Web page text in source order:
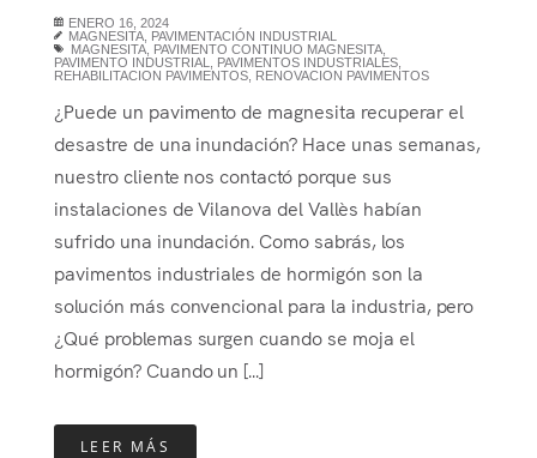
ENERO 16, 2024
MAGNESITA PAVIMENTACIÓN INDUSTRIAL
MAGNESITA PAVIMENTO CONTINUO MAGNESITA
PAVIMENTO INDUSTRIAL
PAVIMENTOS INDUSTRIALES
REHABILITACION PAVIMENTOS RENOVACION PAVIMENTOS
¿Puede un pavimento de magnesita recuperar el
desastre de una inundación? Hace unas semanas,
nuestro cliente nos contactó porque sus
instalaciones de Vilanova del Vallès habían
sufrido una inundación. Como sabrás, los
pavimentos industriales de hormigón son la
solución más convencional para la industria, pero
¿Qué problemas surgen cuando se moja el
hormigón? Cuando un [...]
LEER MÁS